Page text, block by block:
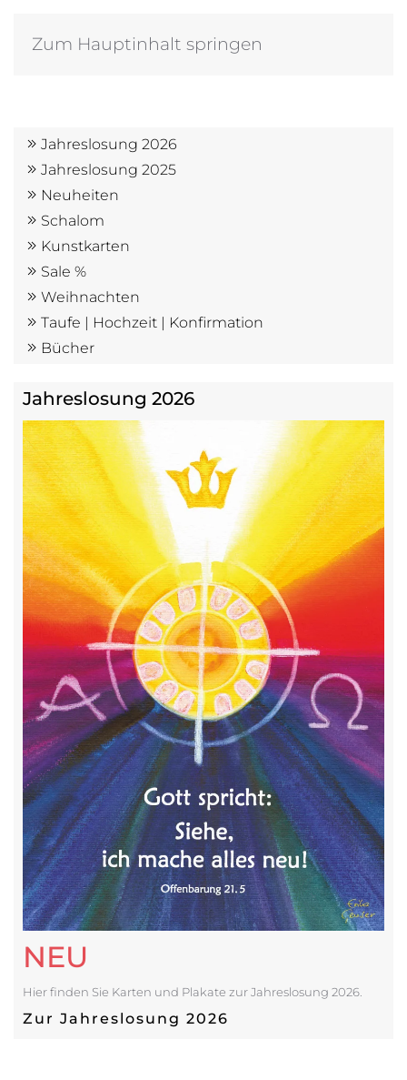
Zum Hauptinhalt springen
Jahreslosung 2026
Jahreslosung 2025
Neuheiten
Schalom
Kunstkarten
Sale %
Weihnachten
Taufe | Hochzeit | Konfirmation
Bücher
Jahreslosung 2026
NEU
Hier finden Sie Karten und Plakate zur Jahreslosung 2026.
Zur Jahreslosung 2026